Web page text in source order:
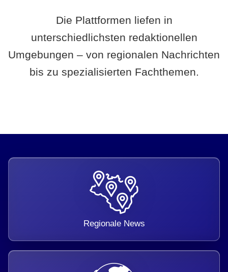
Die Plattformen liefen in
unterschiedlichsten redaktionellen
Umgebungen – von regionalen Nachrichten
bis zu spezialisierten Fachthemen.
Regionale News